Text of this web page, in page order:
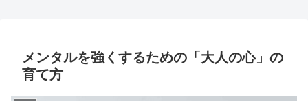
メンタルを強くするための「大人の心」の
育て方